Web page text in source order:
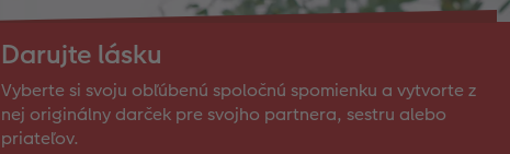
Darujte lásku
Vyberte si svoju obľúbenú spoločnú spomienku a vytvorte z
nej originálny darček pre svojho partnera, sestru alebo
priateľov.